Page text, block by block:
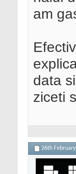
am
data
ziceti
26th